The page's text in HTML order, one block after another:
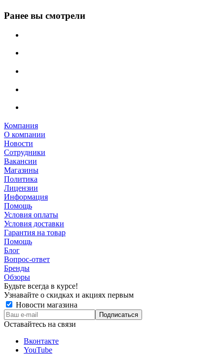
Ранее вы смотрели
Компания
О компании
Новости
Сотрудники
Вакансии
Магазины
Политика
Лицензии
Информация
Помощь
Условия оплаты
Условия доставки
Гарантия на товар
Помощь
Блог
Вопрос-ответ
Бренды
Обзоры
Будьте всегда в курсе!
Узнавайте о скидках и акциях первым
Новости магазина
Оставайтесь на связи
Вконтакте
YouTube